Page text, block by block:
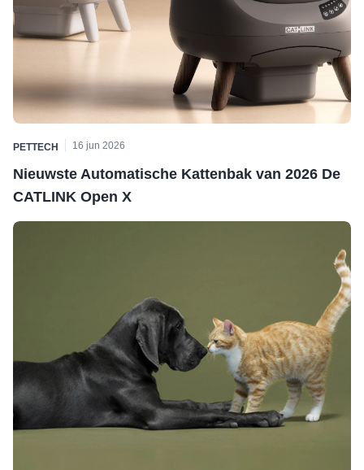
PETTECH 16 jun 2026
Nieuwste Automatische Kattenbak van 2026 De
CATLINK Open X